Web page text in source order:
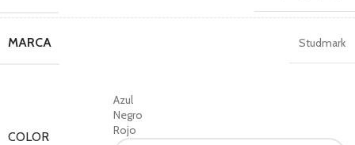
MARCA Studmark
COLOR
Azul
Negro
Rojo